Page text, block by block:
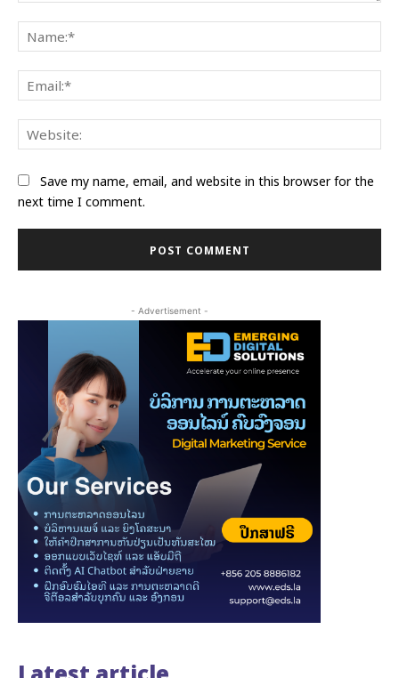
Save my name, email, and website in this browser for the
next time I comment.
- Advertisement -